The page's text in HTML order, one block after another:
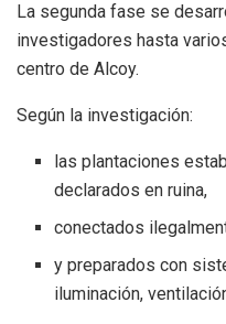
La segunda fase se
investigadores hasta
centro de Alcoy.
Según la investigación:
las plantaciones
declarados en ruina,
conectados
y preparados con
iluminación,